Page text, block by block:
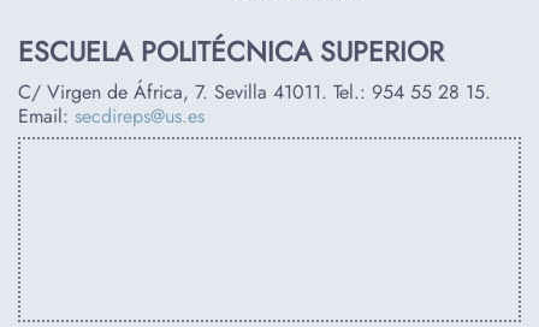
ESCUELA POLITÉCNICA SUPERIOR
C/ Virgen de África, 7. Sevilla 41011. Tel.: 954 55 28 15.
Email: secdireps@us.es